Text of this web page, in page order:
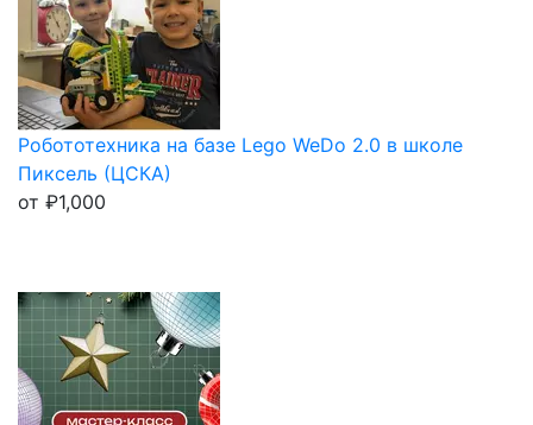
Робототехника на базе Lego WeDo 2.0 в школе
Пиксель (ЦСКА)
от ₽1,000